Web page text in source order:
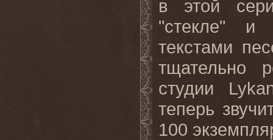
в этой
"стекле" и
текстами
тщательно
студии
теперь
100